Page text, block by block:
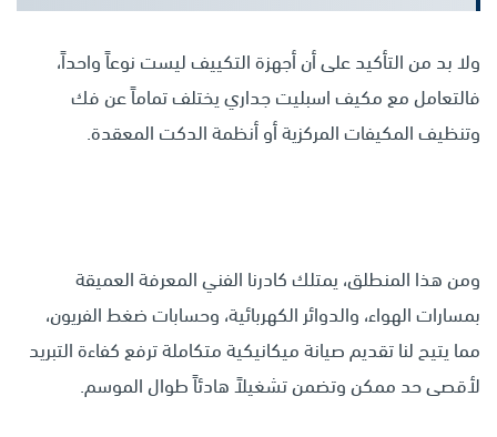
ولا بد من التأكيد على أن أجهزة التكييف ليست نوعاً واحداً،
فالتعامل مع مكيف اسبليت جداري يختلف تماماً عن فك
وتنظيف المكيفات المركزية أو أنظمة الدكت المعقدة.
ومن هذا المنطلق، يمتلك كادرنا الفني المعرفة العميقة
بمسارات الهواء، والدوائر الكهربائية، وحسابات ضغط الفريون،
مما يتيح لنا تقديم صيانة ميكانيكية متكاملة ترفع كفاءة التبريد
لأقصى حد ممكن وتضمن تشغيلاً هادئاً طوال الموسم.